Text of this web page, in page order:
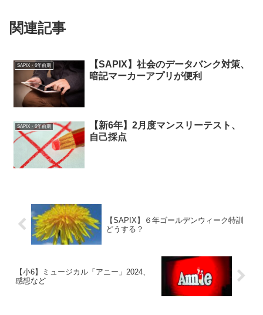
関連記事
SAPIX・6年前期
【SAPIX】社会のデータバンク対策、
暗記マーカーアプリが便利
SAPIX・6年前期
【新6年】2月度マンスリーテスト、
自己採点
【SAPIX】６年ゴールデンウィーク特訓
どうする？
【小6】ミュージカル「アニー」2024、
感想など